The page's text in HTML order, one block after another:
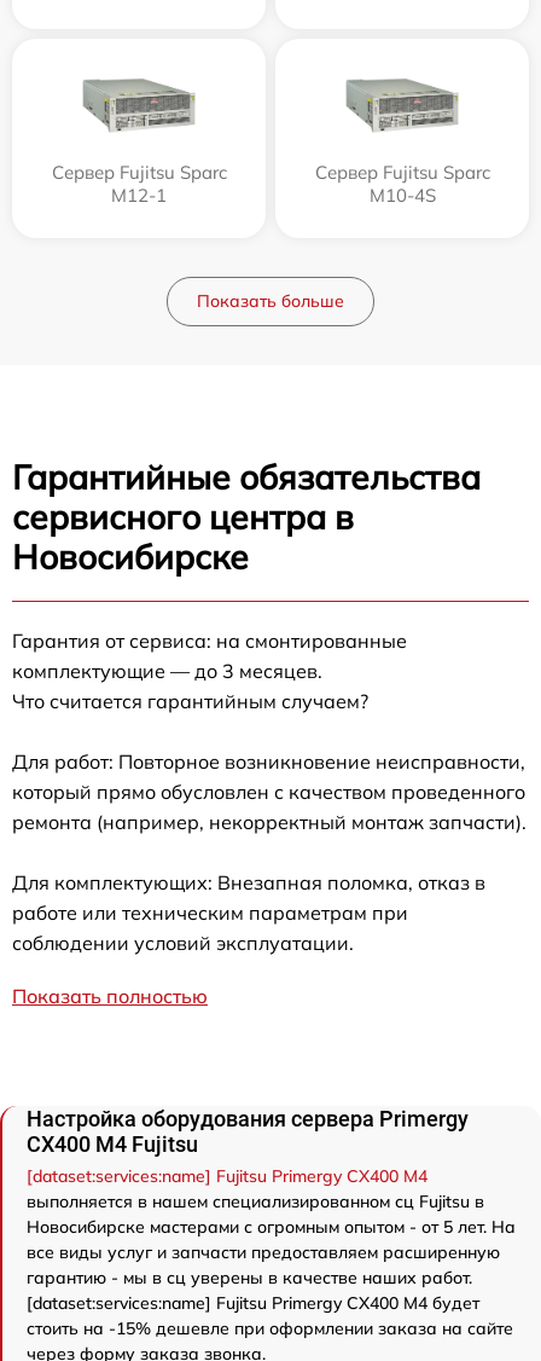
Сервер Fujitsu Sparc
M12-1
Сервер Fujitsu Sparc
M10-4S
Показать больше
Гарантийные обязательства
сервисного центра в
Новосибирске
Гарантия от сервиса: на смонтированные
комплектующие — до 3 месяцев.
Что считается гарантийным случаем?
Для работ: Повторное возникновение неисправности,
который прямо обусловлен с качеством проведенного
ремонта (например, некорректный монтаж запчасти).
Для комплектующих: Внезапная поломка, отказ в
работе или техническим параметрам при
соблюдении условий эксплуатации.
Показать полностью
Настройка оборудования сервера Primergy
CX400 M4 Fujitsu
[dataset:services:name] Fujitsu Primergy CX400 M4
выполняется в нашем специализированном сц Fujitsu в
Новосибирске мастерами с огромным опытом - от 5 лет. На
все виды услуг и запчасти предоставляем расширенную
гарантию - мы в сц уверены в качестве наших работ.
[dataset:services:name] Fujitsu Primergy CX400 M4 будет
стоить на -15% дешевле при оформлении заказа на сайте
через форму заказа звонка.